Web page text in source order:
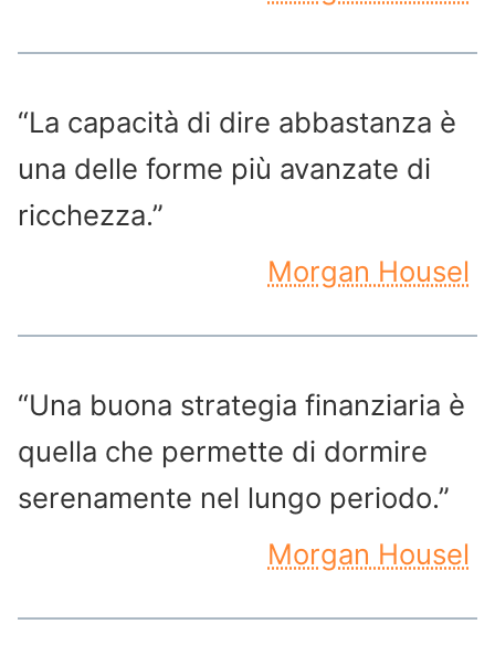
“La capacità di dire abbastanza è
una delle forme più avanzate di
ricchezza.”
Morgan Housel
“Una buona strategia finanziaria è
quella che permette di dormire
serenamente nel lungo periodo.”
Morgan Housel